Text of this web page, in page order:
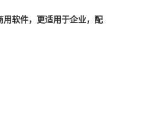
软件，更适用于企业，配